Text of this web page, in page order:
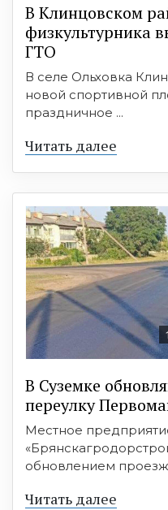
В Клинцовском
физкультурника
ГТО
В селе Ольховка
новой спортивной
праздничное ...
Читать далее
В Суземке
переулку
Местное
обновлением
Читать далее